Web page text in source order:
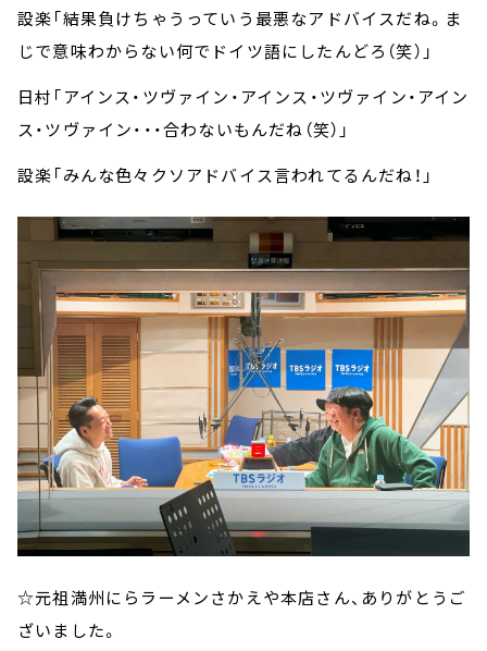
設楽「結果負けちゃうっていう最悪なアドバイスだね。ま
じで意味わからない何でドイツ語にしたんどろ（笑）」
日村「アインス・ツヴァイン・アインス・ツヴァイン・アイン
ス・ツヴァイン・・・合わないもんだね（笑）」
設楽「みんな色々クソアドバイス言われてるんだね！」
☆元祖満州にらラーメンさかえや本店さん、ありがとうご
ざいました。